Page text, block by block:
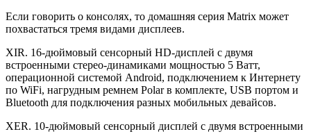
Если говорить о консолях, то домашняя серия Matrix может
похвастаться тремя видами дисплеев.
XIR. 16-дюймовый сенсорный HD-дисплей с двумя
встроенными стерео-динамиками мощностью 5 Ватт,
операционной системой Android, подключением к Интернету
по WiFi, нагрудным ремнем Polar в комплекте, USB портом и
Bluetooth для подключения разных мобильных девайсов.
XER. 10-дюймовый сенсорный дисплей с двумя встроенными